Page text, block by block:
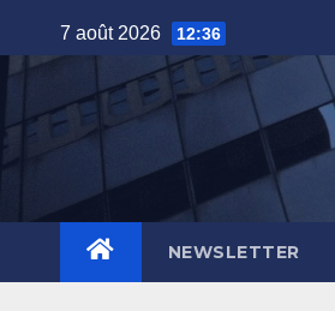
to
7 août 2026 12:36
NEWSLETTER